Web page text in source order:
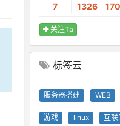
7 1326
关注Ta
标签云
服务器搭建 WEB
游戏 linux 互联